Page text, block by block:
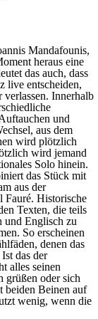
Mandafounis,
heraus eine
das auch, dass
live entscheiden,
verlassen. Innerhalb
und
aus dem
wird plötzlich
wird jemand
Solo hinein.
das Stück mit
aus der
Historische
Texten, die teils
und Englisch zu
So erscheinen
denen das
das der
alles seinen
grüßen oder sich
beiden Beinen auf
wenig, wenn die